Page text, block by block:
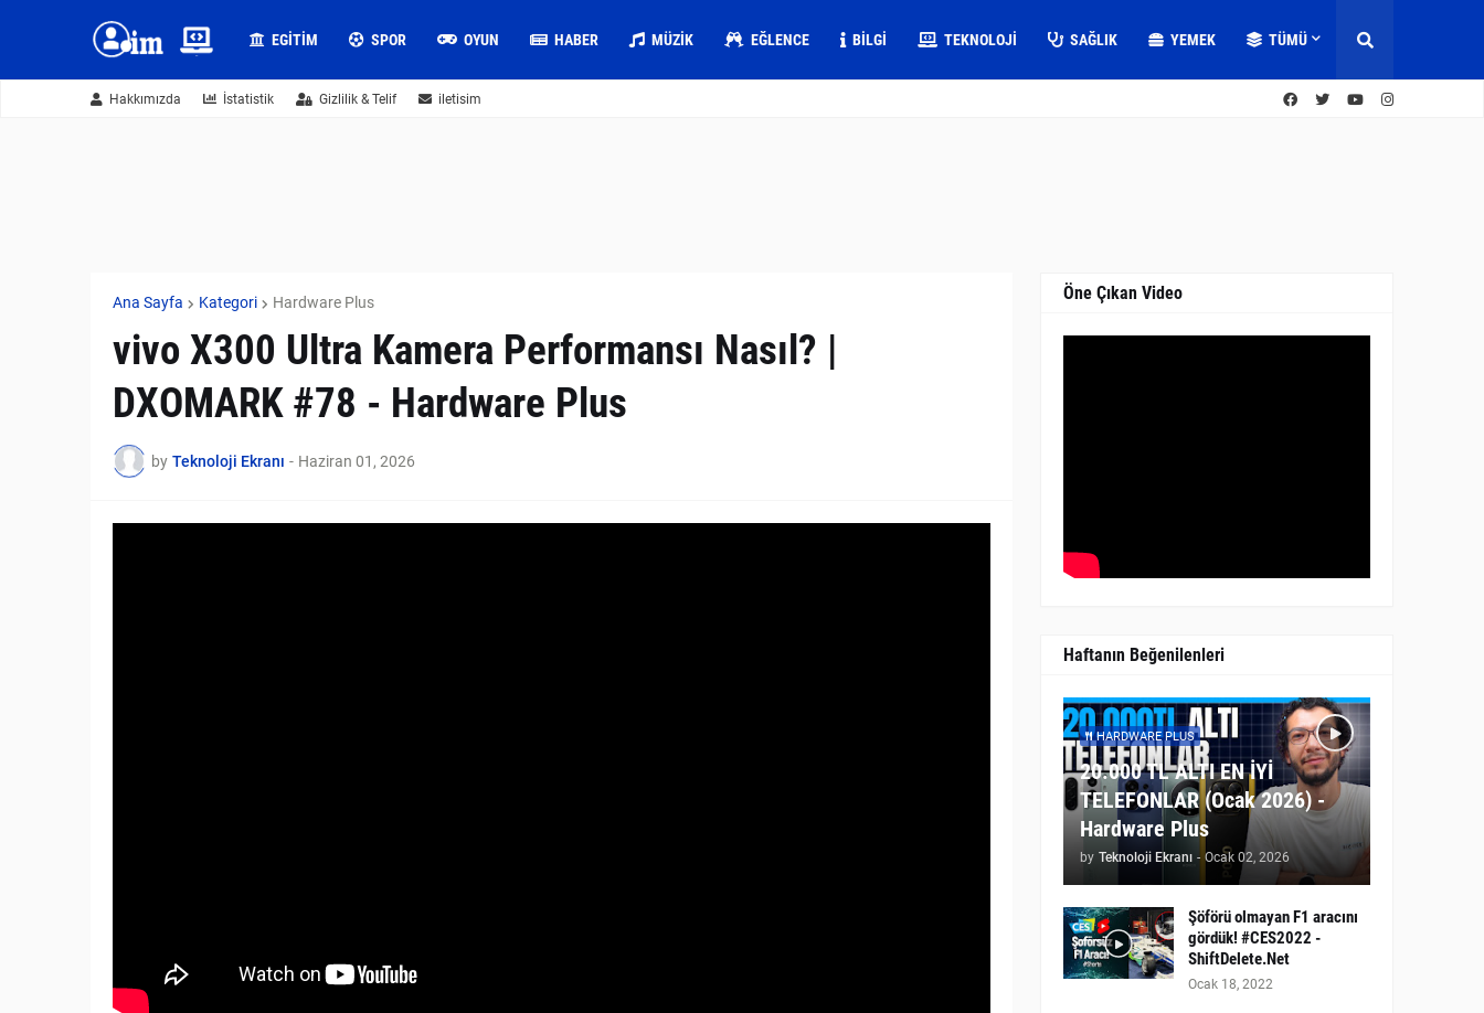
EGITIM SPOR OYUN HABER MÜZIK EĞLENCE BILGI TEKNOLOJI SAĞLIK YEMEK TÜMÜ
Hakkımızda İstatistik Gizlilik & Telif iletisim
Ana Sayfa Kategori Hardware Plus
vivo X300 Ultra Kamera Performansı Nasıl? |
DXOMARK #78 - Hardware Plus
by Teknoloji Ekranı - Haziran 01, 2026
Öne Çıkan Video
Haftanın Beğenilenleri
HARDWARE PLUS
20.000 TL ALTI EN İYİ
TELEFONLAR (Ocak 2026) -
Hardware Plus
by Teknoloji Ekranı - Ocak 02, 2026
Şöförü olmayan F1 aracını
gördük! #CES2022 -
ShiftDelete.Net
Ocak 18, 2022